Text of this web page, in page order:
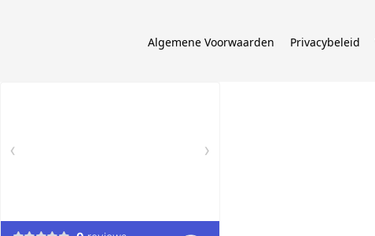
Algemene Voorwaarden
Privacybeleid